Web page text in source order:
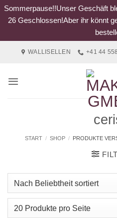
Sommerpause!!Unser Geschäft
26 Geschlossen!Aber ihr könnt
WALLISELLEN +41 44
START / SHOP / PRODUKTE